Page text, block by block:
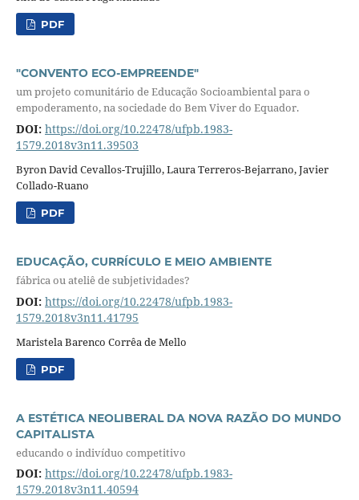
PDF
"CONVENTO ECO-EMPREENDE"
um projeto comunitário de Educação Socioambiental para o
empoderamento, na sociedade do Bem Viver do Equador.
DOI: https://doi.org/10.22478/ufpb.1983-
1579.2018v3n11.39503
Byron David Cevallos-Trujillo, Laura Terreros-Bejarrano, Javier
Collado-Ruano
PDF
EDUCAÇÃO, CURRÍCULO E MEIO AMBIENTE
fábrica ou ateliê de subjetividades?
DOI: https://doi.org/10.22478/ufpb.1983-
1579.2018v3n11.41795
Maristela Barenco Corrêa de Mello
PDF
A ESTÉTICA NEOLIBERAL DA NOVA RAZÃO DO MUNDO
CAPITALISTA
educando o indivíduo competitivo
DOI: https://doi.org/10.22478/ufpb.1983-
1579.2018v3n11.40594